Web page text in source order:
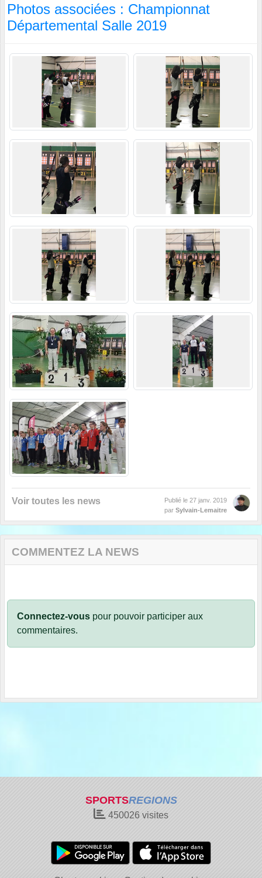
Photos associées : Championnat
Départemental Salle 2019
Voir toutes les news Publié le 27 janv. 2019
par Sylvain-Lemaitre
COMMENTEZ LA NEWS
Connectez-vous pour pouvoir participer aux
commentaires.
SPORTSREGIONS
450026 visites